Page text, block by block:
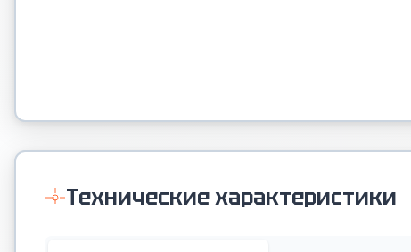
Технические характеристики